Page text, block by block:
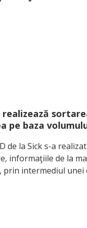
pe baza
de la Sick s-a
informaţiile de la
prin intermediul